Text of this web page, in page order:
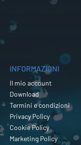
INFORMAZIONI
Il mio account
Download
Termini e condizioni
Privacy Policy
Cookie Policy
Marketing Policy